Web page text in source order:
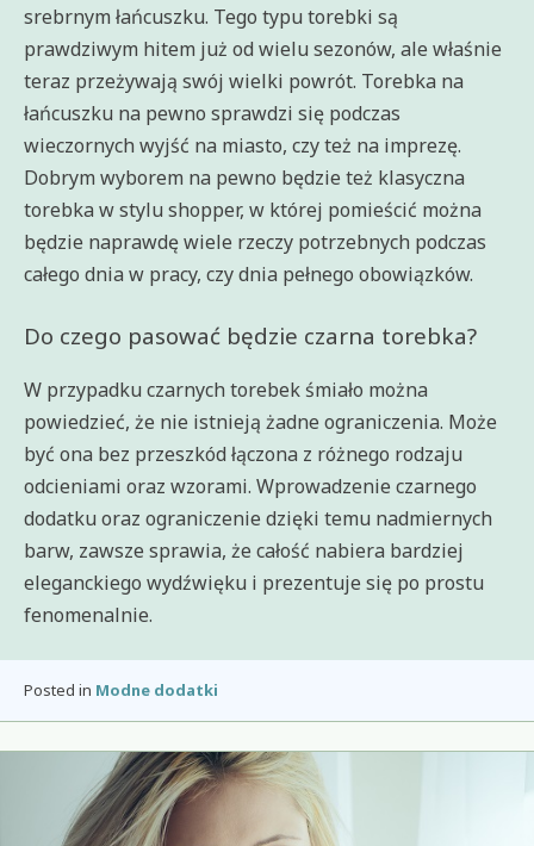
srebrnym łańcuszku. Tego typu torebki są
prawdziwym hitem już od wielu sezonów, ale właśnie
teraz przeżywają swój wielki powrót. Torebka na
łańcuszku na pewno sprawdzi się podczas
wieczornych wyjść na miasto, czy też na imprezę.
Dobrym wyborem na pewno będzie też klasyczna
torebka w stylu shopper, w której pomieścić można
będzie naprawdę wiele rzeczy potrzebnych podczas
całego dnia w pracy, czy dnia pełnego obowiązków.
Do czego pasować będzie czarna torebka?
W przypadku czarnych torebek śmiało można
powiedzieć, że nie istnieją żadne ograniczenia. Może
być ona bez przeszkód łączona z różnego rodzaju
odcieniami oraz wzorami. Wprowadzenie czarnego
dodatku oraz ograniczenie dzięki temu nadmiernych
barw, zawsze sprawia, że całość nabiera bardziej
eleganckiego wydźwięku i prezentuje się po prostu
fenomenalnie.
Posted in Modne dodatki